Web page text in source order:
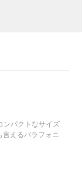
ンパクトなサイズ
言えるパラフォニ